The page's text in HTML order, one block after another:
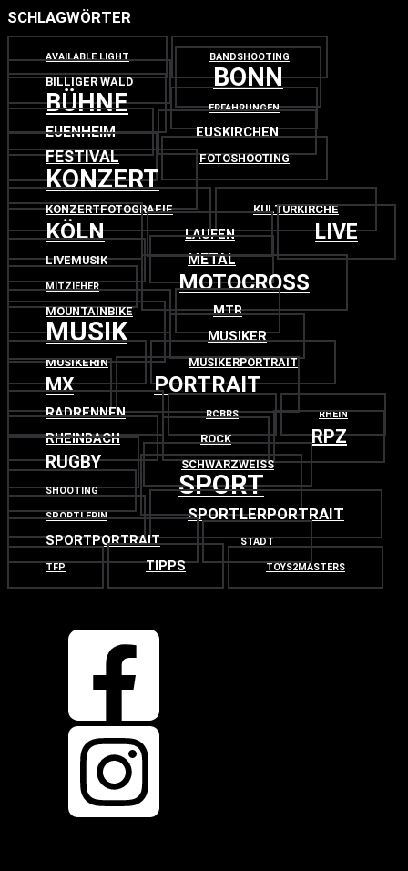
SCHLAGWÖRTER
AVAILABLE LIGHT BANDSHOOTING
BILLIGER WALD BONN
BÜHNE ERFAHRUNGEN
EUENHEIM EUSKIRCHEN
FESTIVAL FOTOSHOOTING
KONZERT
KONZERTFOTOGRAFIE KULTURKIRCHE
KÖLN LAUFEN LIVE
LIVEMUSIK METAL
MITZIEHER MOTOCROSS
MOUNTAINBIKE MTB
MUSIK MUSIKER
MUSIKERIN MUSIKERPORTRAIT
MX PORTRAIT
RADRENNEN RCBRS RHEIN
RHEINBACH ROCK RPZ
RUGBY SCHWARZWEISS
SHOOTING SPORT
SPORTLERIN SPORTLERPORTRAIT
SPORTPORTRAIT STADT
TFP TIPPS TOYS2MASTERS
OBEN